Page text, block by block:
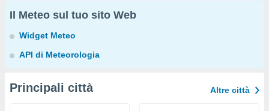
Il Meteo sul tuo sito Web
Widget Meteo
API di Meteorologia
Principali città Altre città